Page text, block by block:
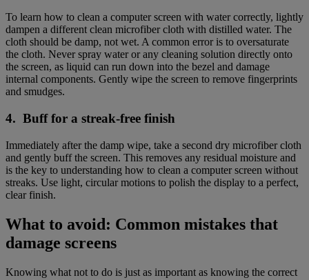
To learn how to clean a computer screen with water correctly, lightly
dampen a different clean microfiber cloth with distilled water. The
cloth should be damp, not wet. A common error is to oversaturate
the cloth. Never spray water or any cleaning solution directly onto
the screen, as liquid can run down into the bezel and damage
internal components. Gently wipe the screen to remove fingerprints
and smudges.
4. Buff for a streak-free finish
Immediately after the damp wipe, take a second dry microfiber cloth
and gently buff the screen. This removes any residual moisture and
is the key to understanding how to clean a computer screen without
streaks. Use light, circular motions to polish the display to a perfect,
clear finish.
What to avoid: Common mistakes that
damage screens
Knowing what not to do is just as important as knowing the correct